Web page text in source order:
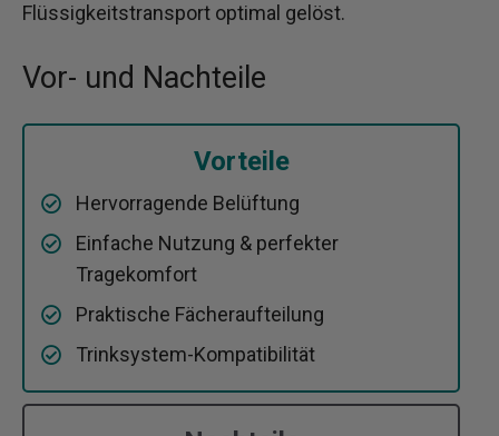
Flüssigkeitstransport optimal gelöst.
Vor- und Nachteile
Vorteile
Hervorragende Belüftung
Einfache Nutzung & perfekter
Tragekomfort
Praktische Fächeraufteilung
Trinksystem-Kompatibilität